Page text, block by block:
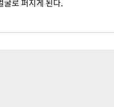
굴로 퍼지게 된다.